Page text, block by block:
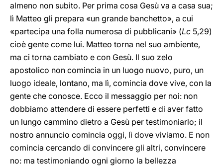
almeno non subito. Per prima cosa Gesù va a casa sua;
lì Matteo gli prepara «un grande banchetto», a cui
«partecipa una folla numerosa di pubblicani» (Lc 5,29)
cioè gente come lui. Matteo torna nel suo ambiente,
ma ci torna cambiato e con Gesù. Il suo zelo
apostolico non comincia in un luogo nuovo, puro, un
luogo ideale, lontano, ma lì, comincia dove vive, con la
gente che conosce. Ecco il messaggio per noi: non
dobbiamo attendere di essere perfetti e di aver fatto
un lungo cammino dietro a Gesù per testimoniarlo; il
nostro annuncio comincia oggi, lì dove viviamo. E non
comincia cercando di convincere gli altri, convincere
no: ma testimoniando ogni giorno la bellezza